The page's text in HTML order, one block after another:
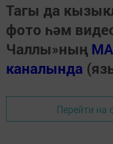
Тагы да
фото һәм
Чаллы»ның
каналында
Перейти на